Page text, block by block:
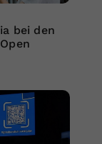
bei den